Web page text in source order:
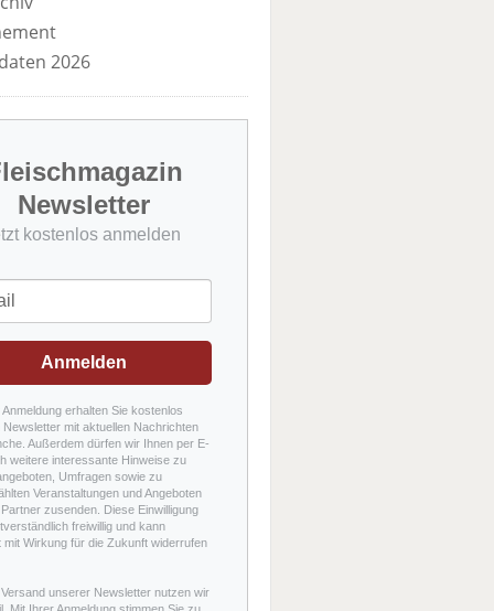
2026
Newsletter
kostenlos anmelden
Anmelden
Anmeldung erhalten Sie kostenlos
Newsletter mit aktuellen Nachrichten
Außerdem dürfen wir Ihnen per E-
weitere interessante Hinweise zu
Umfragen sowie zu
Veranstaltungen und Angeboten
zusenden. Diese Einwilligung
freiwillig und kann
mit Wirkung für die Zukunft widerrufen
unserer Newsletter nutzen wir